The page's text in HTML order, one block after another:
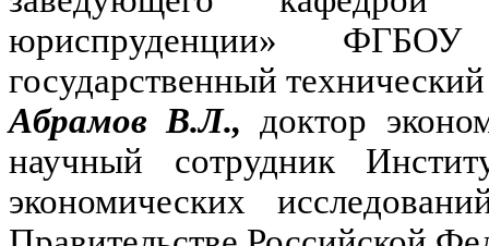
юриспруденции»
государственный
Абрамов В.Л.,доктор
научный сотрудник
экономических